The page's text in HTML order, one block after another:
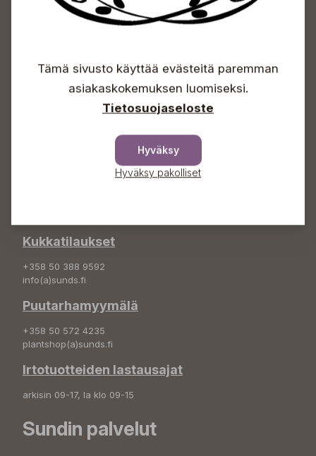
Sunnuntaisin Itsepalvelu
Info & vaihde
Kukkatilaukset
+358 50 388 9592
info(a)sunds.fi
Puutarhamyymälä
+358 50 572 4235
plantshop(a)sunds.fi
Irtotuotteiden lastausajat
arkisin 09-17, la klo 09-15
Sundin palvelut
Tämä sivusto käyttää evästeitä paremman
asiakaskokemuksen luomiseksi.
Tietosuojaseloste
Hyväksy
Hyväksy pakolliset